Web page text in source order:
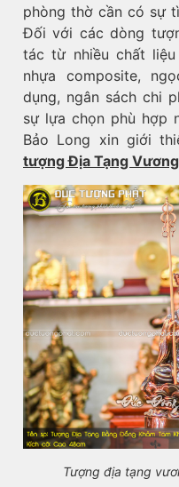
phòng thờ cần có sự
Đối với các dòng
tác từ nhiều chất
nhựa composite,
dụng, ngân sách chi
sự lựa chọn phù hợp
Bảo Long xin giới
tượng Địa Tạng
Tượng địa tạng